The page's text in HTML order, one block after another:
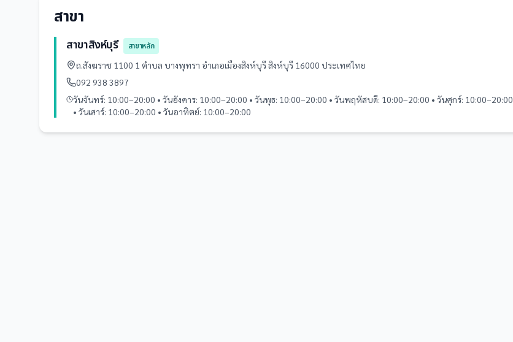
สาขา
สาขาสิงห์บุรี
สาขาหลัก
ถ.สังฆราช 1100 1 ตำบล บางพุทรา อำเภอเมืองสิงห์บุรี สิงห์บุรี 16000 ประเทศไทย
092 938 3897
วันจันทร์: 10:00–20:00 • วันอังคาร: 10:00–20:00 • วันพุธ: 10:00–20:00 • วันพฤหัสบดี: 10:00–20:00 • วันศุกร์: 10:00–20:00
• วันเสาร์: 10:00–20:00 • วันอาทิตย์: 10:00–20:00